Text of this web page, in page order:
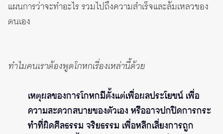
แผนการว่าจะทำอะไร รวมไปถึงความสำเร็จและล้มเหลวของ
ตนเอง
ทำไมคนเราต้องพูดโกหกเรื่องเหล่านี้ด้วย
เหตุผลของการโกหกมีตั้งแต่เพื่อผลประโยชน์ เพื่อ
ความสะดวกสบายของตัวเอง หรืออาจปกปิดการกระ
ทำที่ผิดศีลธรรม จริยธรรม เพื่อหลีกเลี่ยงการถูก